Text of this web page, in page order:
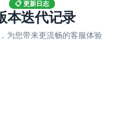
📋 更新日志
本迭代记录
为您带来更流畅的客服体验